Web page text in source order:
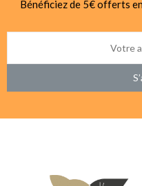
Bénéficiez de 5€ offerts